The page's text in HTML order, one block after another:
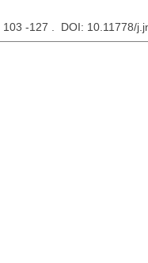
103 -127 . DOI: 10.11778/